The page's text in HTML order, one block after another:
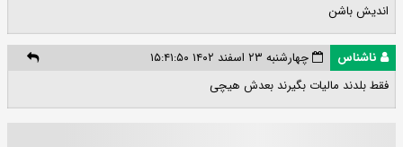
اندیش باشن
ناشناس
چهارشنبه ۲۳ اسفند ۱۴۰۲ ۱۵:۴۱:۵۰
فقط بلدند مالیات بگیرند بعدش هیچی